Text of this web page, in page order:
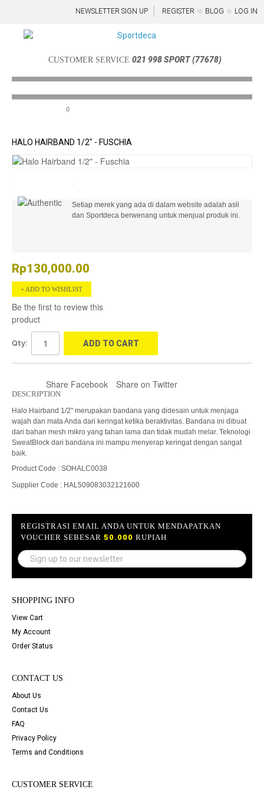
NEWSLETTER SIGN UP REGISTER BLOG LOG IN
CUSTOMER SERVICE 021 998 SPORT (77678)
Menu
0
HALO HAIRBAND 1/2" - FUSCHIA
Setiap merek yang ada di dalam website adalah asli
dan Sportdeca berwenang untuk menjual produk ini.
Rp130,000.00
ADD TO WISHLIST
Be the first to review this
product
Qty: ADD TO CART
Share Facebook Share on Twitter
DESCRIPTION
Halo Hairband 1/2" merupakan bandana yang didesain untuk menjaga
wajah dan mata Anda dari keringat ketika beraktivitas. Bandana ini dibuat
dari bahan mesh mikro yang tahan lama dan tidak mudah melar. Teknologi
SweatBlock dari bandana ini mampu menyerap keringat dengan sangat
baik.
Product Code : SOHALC0038
Supplier Code : HAL509083032121600
REGISTRASI EMAIL ANDA UNTUK MENDAPATKAN
VOUCHER SEBESAR 50.000 RUPIAH
SHOPPING INFO
View Cart
My Account
Order Status
CONTACT US
About Us
Contact Us
FAQ
Privacy Policy
Terms and Conditions
CUSTOMER SERVICE